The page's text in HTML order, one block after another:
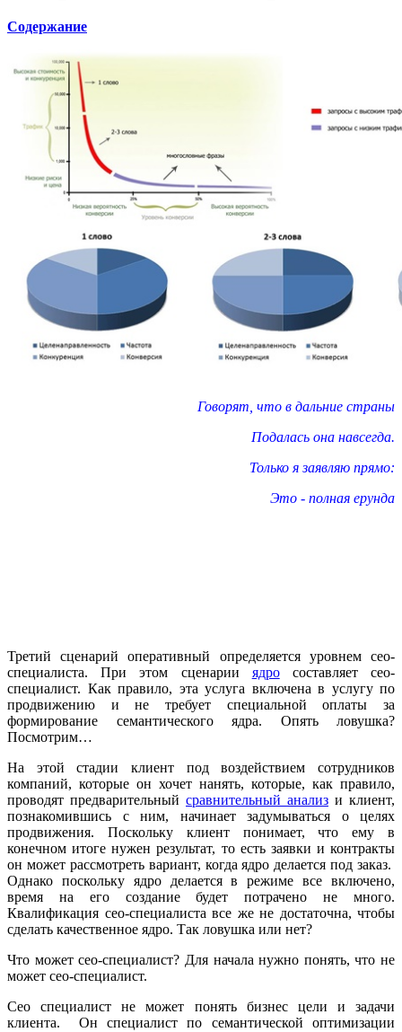
Содержание
Говорят, что в дальние страны
Подалась она навсегда.
Только я заявляю прямо:
Это - полная ерунда
Третий сценарий оперативный определяется уровнем сео-
специалиста. При этом сценарии ядросоставляет сео-
специалист. Как правило, эта услуга включена в услугу по
продвижению и не требует специальной оплаты за
формирование семантического ядра. Опять ловушка?
Посмотрим…
На этой стадии клиент под воздействием сотрудников
компаний, которые он хочет нанять, которые, как правило,
проводят предварительный сравнительный анализ и клиент,
познакомившись с ним, начинает задумываться о целях
продвижения. Поскольку клиент понимает, что ему в
конечном итоге нужен результат, то есть заявки и контракты
он может рассмотреть вариант, когда ядро делается под заказ.
Однако поскольку ядро делается в режиме все включено,
время на его создание будет потрачено не много.
Квалификация сео-специалиста все же не достаточна, чтобы
сделать качественное ядро. Так ловушка или нет?
Что может сео-специалист? Для начала нужно понять, что не
может сео-специалист.
Сео специалист не может понять бизнес цели и задачи
клиента. Он специалист по семантической оптимизации